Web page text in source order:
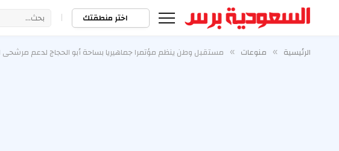
اختر منطقتك |
الرئيسية » منوعات » مستقبل وطن ينظم مؤتمرا جماهيريا بساحة أبو الحجاج لدعم مرشحي